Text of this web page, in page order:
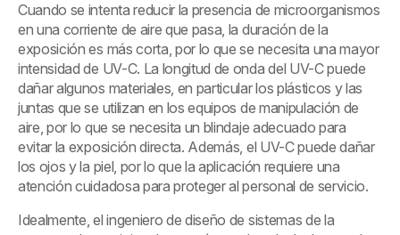
Cuando se intenta reducir la presencia de microorganismos
en una corriente de aire que pasa, la duración de la
exposición es más corta, por lo que se necesita una mayor
intensidad de UV-C. La longitud de onda del UV-C puede
dañar algunos materiales, en particular los plásticos y las
juntas que se utilizan en los equipos de manipulación de
aire, por lo que se necesita un blindaje adecuado para
evitar la exposición directa. Además, el UV-C puede dañar
los ojos y la piel, por lo que la aplicación requiere una
atención cuidadosa para proteger al personal de servicio.
Idealmente, el ingeniero de diseño de sistemas de la